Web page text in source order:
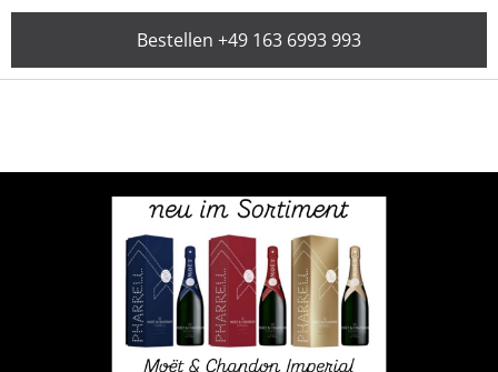
Bestellen +49 163 6993 993